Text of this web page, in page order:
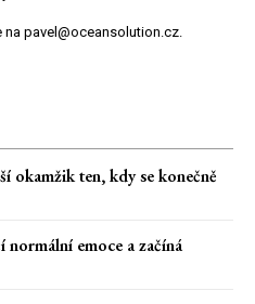
pavel@oceansolution.cz.
okamžik ten, kdy se konečně
emoce a začíná